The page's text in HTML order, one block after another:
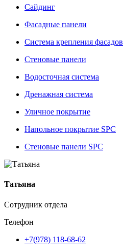
Сайдинг
Фасадные панели
Система крепления фасадов
Стеновые панели
Водосточная система
Дренажная система
Уличное покрытие
Напольное покрытие SPC
Стеновые панели SPC
Татьяна
Сотрудник отдела
Телефон
+7(978) 118-68-62